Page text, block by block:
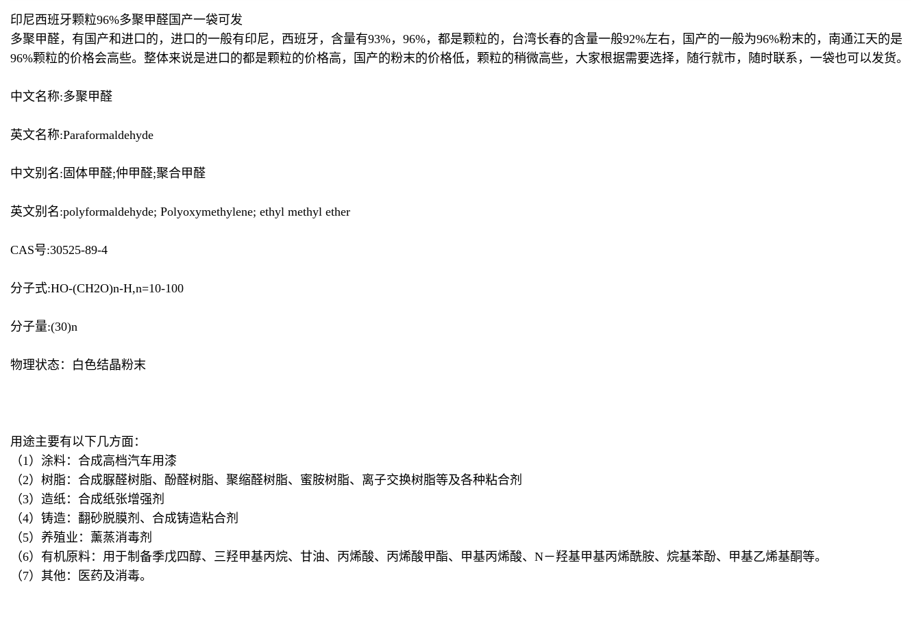
印尼西班牙颗粒96%多聚甲醛国产一袋可发
多聚甲醛，有国产和进口的，进口的一般有印尼，西班牙，含量有93%，96%，都是颗粒的，台湾长春的含量一般92%左右，国产的一般为96%粉末的，南通江天的是
96%颗粒的价格会高些。整体来说是进口的都是颗粒的价格高，国产的粉末的价格低，颗粒的稍微高些，大家根据需要选择，随行就市，随时联系，一袋也可以发货。
中文名称:多聚甲醛
英文名称:Paraformaldehyde
中文别名:固体甲醛;仲甲醛;聚合甲醛
英文别名:polyformaldehyde; Polyoxymethylene; ethyl methyl ether
CAS号:30525-89-4
分子式:HO-(CH2O)n-H,n=10-100
分子量:(30)n
物理状态：白色结晶粉末
用途主要有以下几方面：
（1）涂料：合成高档汽车用漆
（2）树脂：合成脲醛树脂、酚醛树脂、聚缩醛树脂、蜜胺树脂、离子交换树脂等及各种粘合剂
（3）造纸：合成纸张增强剂
（4）铸造：翻砂脱膜剂、合成铸造粘合剂
（5）养殖业：薰蒸消毒剂
（6）有机原料：用于制备季戊四醇、三羟甲基丙烷、甘油、丙烯酸、丙烯酸甲酯、甲基丙烯酸、N－羟基甲基丙烯酰胺、烷基苯酚、甲基乙烯基酮等。
（7）其他：医药及消毒。